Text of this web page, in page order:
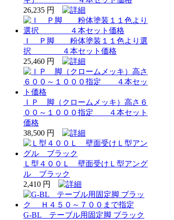
26,235 円
Ｉ Ｐ脚 粉体塗装１１色より選
択 ４本セット価格
25,460 円
ＩＰ 脚（クロームメッキ）高さ６
００～１０００指定 ４本セット
価格
38,500 円
Ｌ型４００Ｌ 壁面受けＬ型アング
ル ブラック
2,410 円
G-BL テーブル用固定脚 ブラック